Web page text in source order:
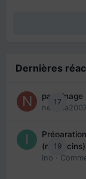
Dernières
17
19
(médecins)
Ino ·